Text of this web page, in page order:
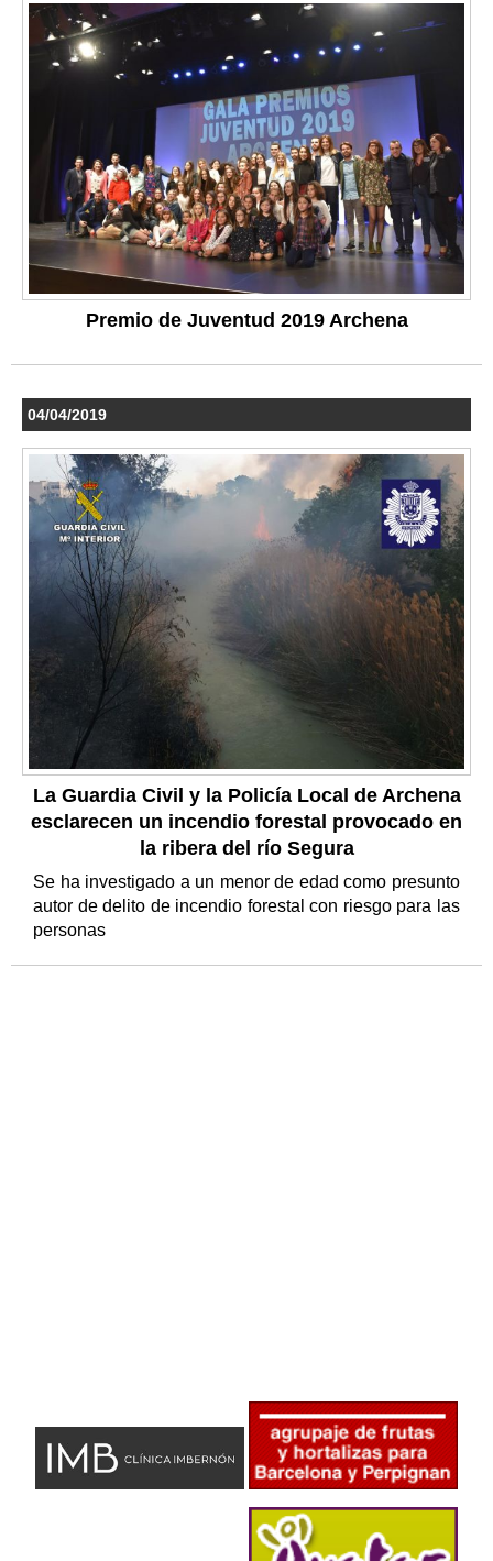
Premio de Juventud 2019 Archena
04/04/2019
La Guardia Civil y la Policía Local de Archena
esclarecen un incendio forestal provocado en
la ribera del río Segura
Se ha investigado a un menor de edad como presunto
autor de delito de incendio forestal con riesgo para las
personas